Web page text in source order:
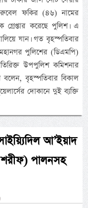
ফকির (৪৬) নামের
গ্রেপ্তার করেছে পুলিশ। এ
যান। গত বৃহস্পতিবার
পুলিশের (ডিএমপি)
উপপুলিশ কমিশনার
বলেন, বৃহস্পতিবার বিকাল
দোকানে দুই ব্যক্তি
আ’ইয়াদ
পালনসহ